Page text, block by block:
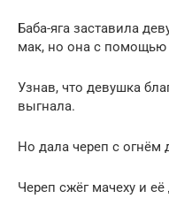
Баба-яга заставила
мак, но она с помощью
Узнав, что девушка
выгнала.
Но дала череп с огнём
Череп сжёг мачеху и её